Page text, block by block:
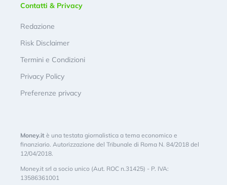
Contatti & Privacy
Redazione
Risk Disclaimer
Termini e Condizioni
Privacy Policy
Preferenze privacy
Money.it è una testata giornalistica a tema economico e
finanziario. Autorizzazione del Tribunale di Roma N. 84/2018 del
12/04/2018.
Money.it srl a socio unico (Aut. ROC n.31425) - P. IVA:
13586361001